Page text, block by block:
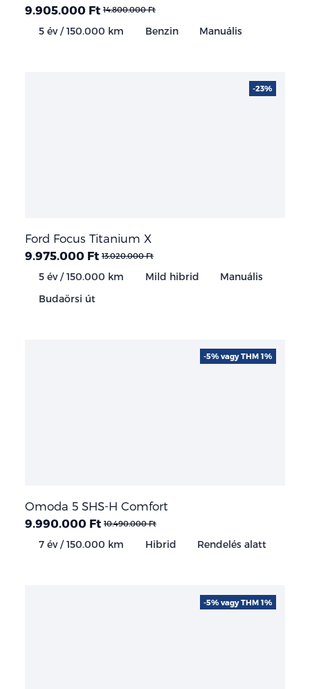
9.905.000 Ft 14.800.000 Ft
5 év / 150.000 km Benzin Manuális
Ford Focus Titanium X
9.975.000 Ft 13.020.000 Ft
5 év / 150.000 km Mild hibrid
Manuális
Budaörsi út
-23%
Omoda 5 SHS-H Comfort
9.990.000 Ft 10.490.000 Ft
7 év / 150.000 km Hibrid Rendelés alatt
-5% vagy THM 1%
-5% vagy THM 1%